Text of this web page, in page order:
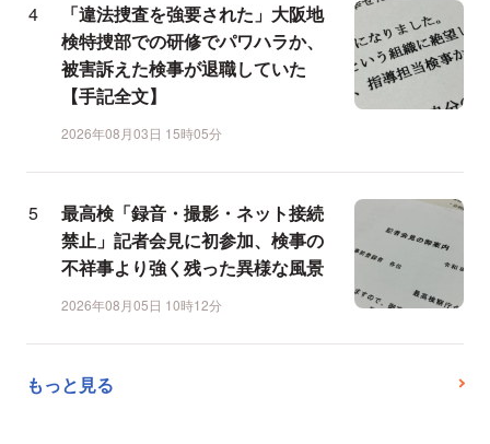
「違法捜査を強要された」大阪地
検特捜部での研修でパワハラか、
被害訴えた検事が退職していた
【手記全文】
2026年08月03日 15時05分
最高検「録音・撮影・ネット接続
禁止」記者会見に初参加、検事の
不祥事より強く残った異様な風景
2026年08月05日 10時12分
もっと見る